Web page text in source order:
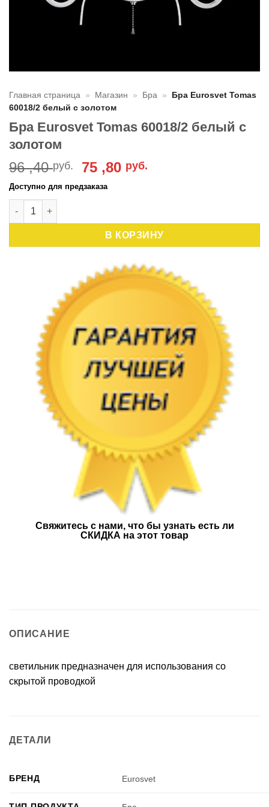
Главная страница » Магазин » Бра »
Бра Eurosvet Tomas
60018/2 белый с золотом
Бра Eurosvet Tomas 60018/2 белый с
золотом
96 ,40руб.
Первоначальная
цена
составляла
,40 руб..
75 ,80 руб.
Доступно для предзаказа
Количество товара Бра Eurosvet Tomas 60018/2 белый с
В КОРЗИНУ
Свяжитесь с нами, что бы узнать есть ли
СКИДКА на этот товар
ОПИСАНИЕ
светильник предназначен для использования со
скрытой проводкой
ДЕТАЛИ
БРЕНД Eurosvet